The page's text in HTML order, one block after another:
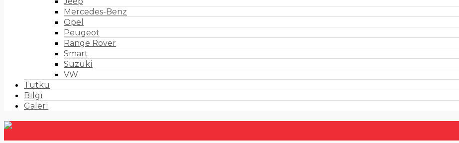
Mercedes-Benz
Opel
Peugeot
Range Rover
Smart
Suzuki
VW
Tutku
Bilgi
Galeri